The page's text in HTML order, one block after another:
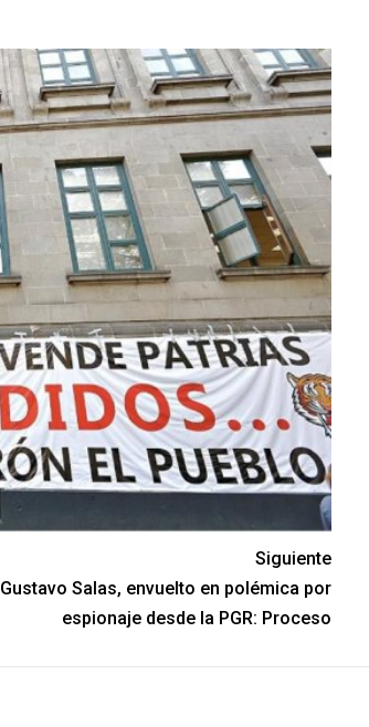
Siguiente
Gustavo Salas, envuelto en polémica por
espionaje desde la PGR: Proceso